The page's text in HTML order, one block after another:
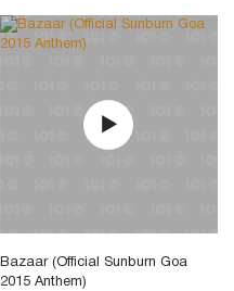
Bazaar (Official Sunburn Goa
2015 Anthem)